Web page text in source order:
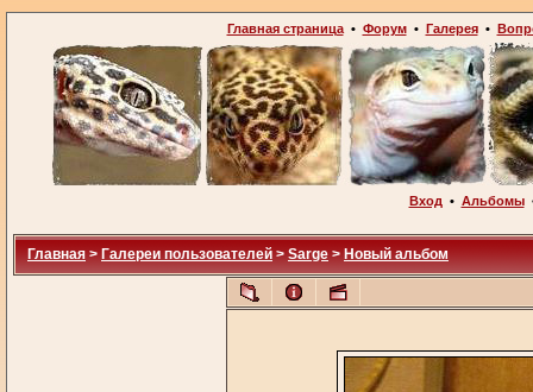
Главная страница• Форум• Галерея•
Вход • Альбомы
Главная > Галереи пользователей > Sarge > Новый альбом